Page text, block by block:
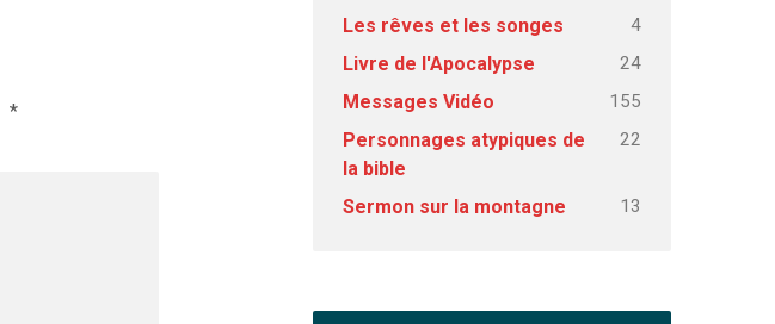
*
Les rêves et les songes 4
Livre de l'Apocalypse 24
Messages Vidéo 155
Personnages atypiques de
la bible
22
Sermon sur la montagne 13